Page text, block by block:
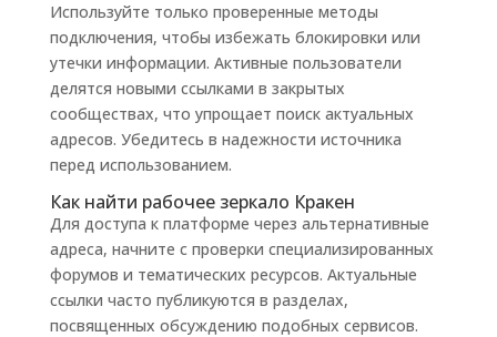
Используйте только проверенные методы
подключения, чтобы избежать блокировки или
утечки информации. Активные пользователи
делятся новыми ссылками в закрытых
сообществах, что упрощает поиск актуальных
адресов. Убедитесь в надежности источника
перед использованием.
Как найти рабочее зеркало Кракен
Для доступа к платформе через альтернативные
адреса, начните с проверки специализированных
форумов и тематических ресурсов. Актуальные
ссылки часто публикуются в разделах,
посвященных обсуждению подобных сервисов.